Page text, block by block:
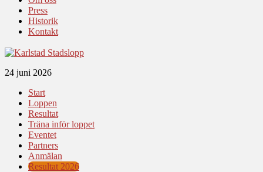
Press
Historik
Kontakt
24 juni 2026
Start
Loppen
Resultat
Träna inför loppet
Eventet
Partners
Anmälan
Resultat 2026